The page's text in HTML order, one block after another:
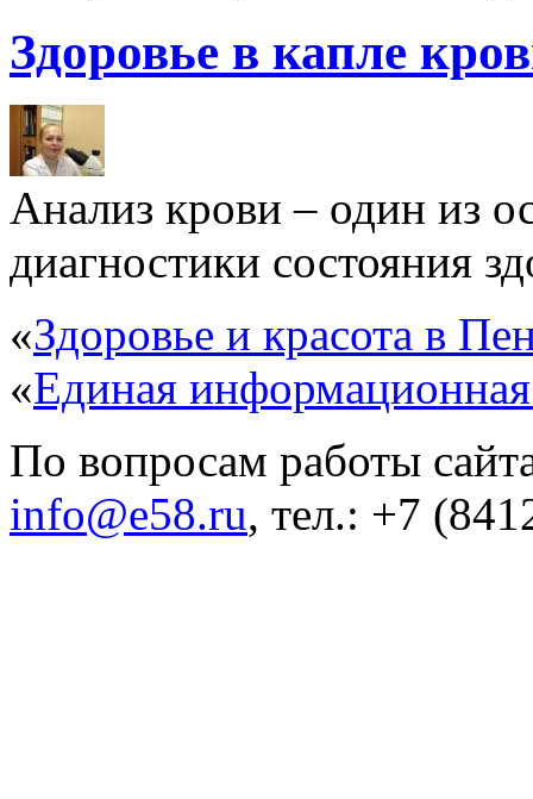
Здоровье в капле
Анализ крови – один из
диагностики состояния
«Здоровье и красота в
«Единая
По вопросам работы
info@e58.ru, тел.: +7